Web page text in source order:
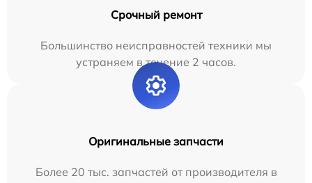
Срочный ремонт
Большинство неисправностей техники мы
устраняем в течение 2 часов.
Оригинальные запчасти
Более 20 тыс. запчастей от производителя в